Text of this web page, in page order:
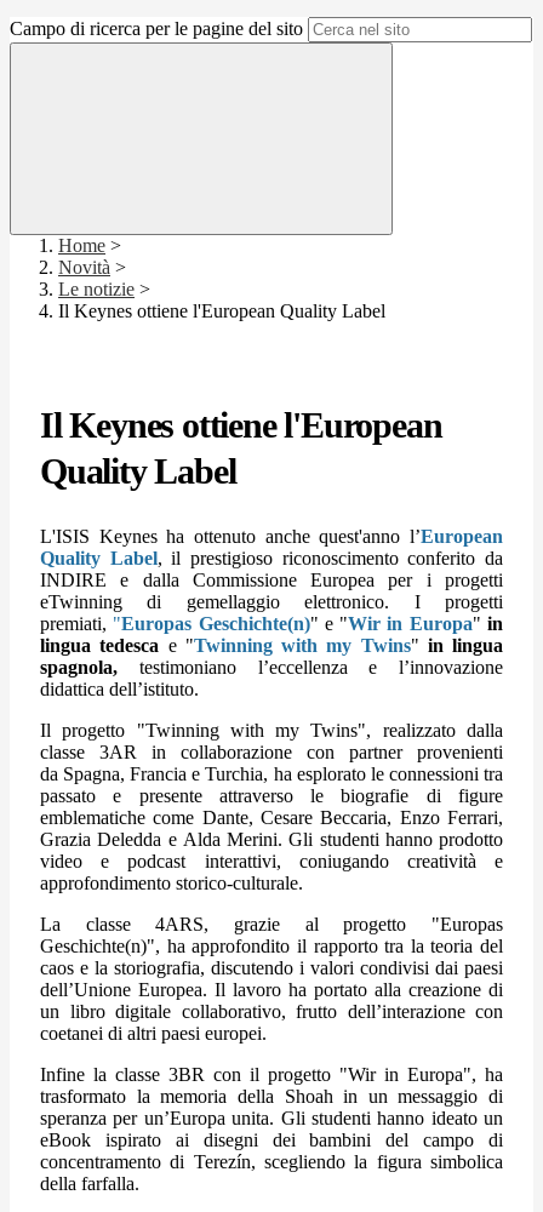
Campo di ricerca per le pagine del sito
Home >
Novità >
Le notizie >
Il Keynes ottiene l'European Quality Label
Il Keynes ottiene l'European
Quality Label
L'ISIS Keynes ha ottenuto anche quest'anno l’European
Quality Label, il prestigioso riconoscimento conferito da
INDIRE e dalla Commissione Europea per i progetti
eTwinning di gemellaggio elettronico. I progetti
premiati, "Europas Geschichte(n)" e "Wir in Europa"in
lingua tedesca e "Twinning with my Twins" in lingua
spagnola, testimoniano l’eccellenza e l’innovazione
didattica dell’istituto.
Il progetto "Twinning with my Twins", realizzato dalla
classe 3AR in collaborazione con partner provenienti
da Spagna, Francia e Turchia, ha esplorato le connessioni tra
passato e presente attraverso le biografie di figure
emblematiche come Dante, Cesare Beccaria, Enzo Ferrari,
Grazia Deledda e Alda Merini. Gli studenti hanno prodotto
video e podcast interattivi, coniugando creatività e
approfondimento storico-culturale.
La classe 4ARS, grazie al progetto "Europas
Geschichte(n)", ha approfondito il rapporto tra la teoria del
caos e la storiografia, discutendo i valori condivisi dai paesi
dell’Unione Europea. Il lavoro ha portato alla creazione di
un libro digitale collaborativo, frutto dell’interazione con
coetanei di altri paesi europei.
Infine la classe 3BR con il progetto "Wir in Europa", ha
trasformato la memoria della Shoah in un messaggio di
speranza per un’Europa unita. Gli studenti hanno ideato un
eBook ispirato ai disegni dei bambini del campo di
concentramento di Terezín, scegliendo la figura simbolica
della farfalla.